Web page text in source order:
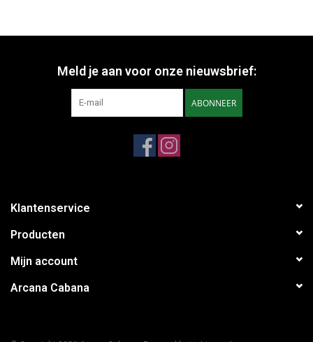
Meld je aan voor onze nieuwsbrief:
ABONNEER
Klantenservice
Producten
Mijn account
Arcana Cabana